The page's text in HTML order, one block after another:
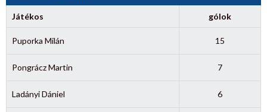
Játékos gólok
Puporka Milán 15
Pongrácz Martin 7
Ladányi Dániel 6